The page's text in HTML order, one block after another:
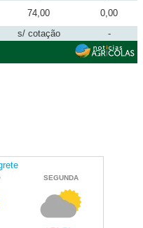
74,00
0,00
s/ cotação
-